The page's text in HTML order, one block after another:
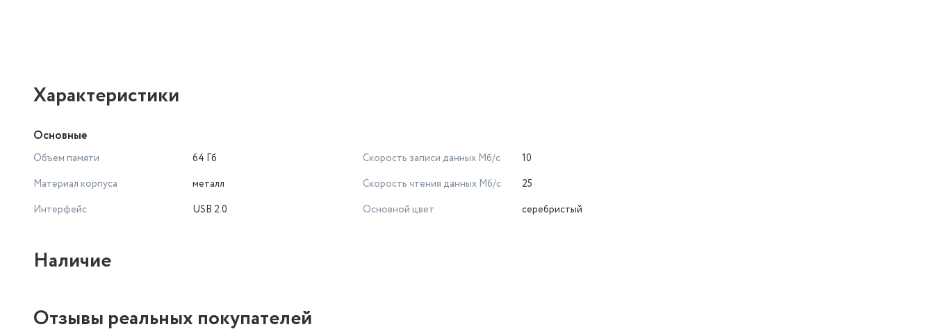
Характеристики
Основные
Объем памяти
64 Гб
Материал корпуса
металл
Интерфейс
USB 2.0
Скорость записи данных Мб/с
10
Скорость чтения данных Мб/с
25
Основной цвет
серебристый
Наличие
Отзывы реальных покупателей